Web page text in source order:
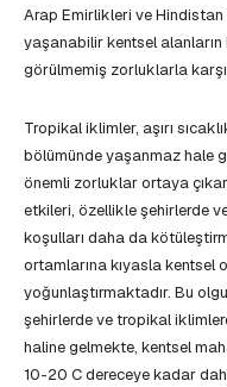
Arap Emirlikleri ve
yaşanabilir kentsel
görülmemiş zorluklarla
Tropikal iklimler, aşırı
bölümünde yaşanmaz hale
önemli zorluklar ortaya
etkileri, özellikle şehirlerde
koşulları daha da
ortamlarına kıyasla kentsel
yoğunlaştırmaktadır. Bu
şehirlerde ve tropikal
haline gelmekte, kentsel
10-20 C dereceye kadar